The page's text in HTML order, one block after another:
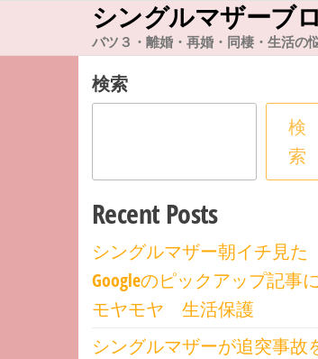
シングルマザーブ
バツ３・離婚・再婚・同棲・生活の
検索
検
索
Recent Posts
シングルマザー朝イチ見た
Googleのピックアップ記事に
モヤモヤ 生活保護
シングルマザーが追突事故